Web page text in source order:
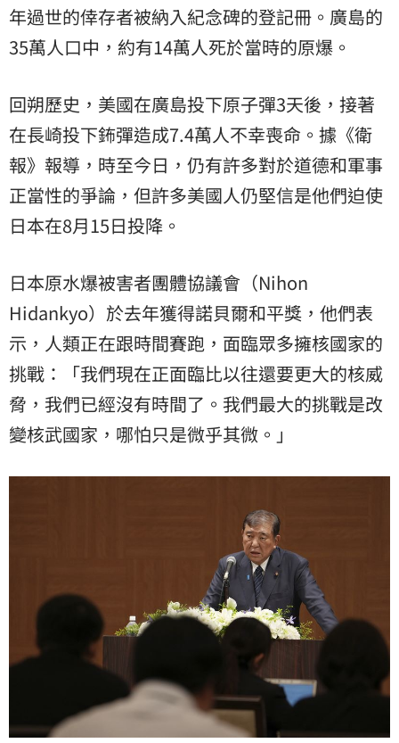
年過世的倖存者被納入紀念碑的登記冊。廣島的
35萬人口中，約有14萬人死於當時的原爆。
回朔歷史，美國在廣島投下原子彈3天後，接著
在長崎投下鈽彈造成7.4萬人不幸喪命。據《衛
報》報導，時至今日，仍有許多對於道德和軍事
正當性的爭論，但許多美國人仍堅信是他們迫使
日本在8月15日投降。
日本原水爆被害者團體協議會（Nihon
Hidankyo）於去年獲得諾貝爾和平獎，他們表
示，人類正在跟時間賽跑，面臨眾多擁核國家的
挑戰：「我們現在正面臨比以往還要更大的核威
脅，我們已經沒有時間了。我們最大的挑戰是改
變核武國家，哪怕只是微乎其微。」